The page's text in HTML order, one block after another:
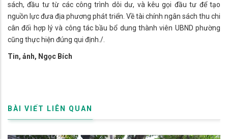
sách, đầu tư từ các công trình dôi dư, và kêu gọi đầu tư để tạo
nguồn lực đưa địa phương phát triển. Về tài chính ngân sách thu chi
cân đối hợp lý và công tác bầu bổ dung thành viên UBND phường
cũng thực hiện đúng qui định./.
Tin, ảnh, Ngọc Bích
BÀI VIẾT LIÊN QUAN